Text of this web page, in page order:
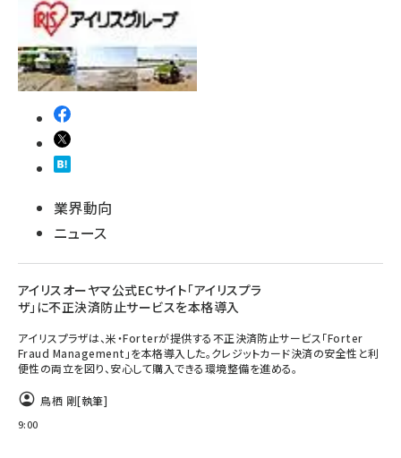
業界動向
ニュース
アイリスオーヤマ公式ECサイト「アイリスプラ
ザ」に不正決済防止サービスを本格導入
アイリスプラザは、米・Forterが提供する不正決済防止サービス「Forter
Fraud Management」を本格導入した。クレジットカード決済の安全性と利
便性の両立を図り、安心して購入できる環境整備を進める。
鳥栖 剛[執筆]
9:00